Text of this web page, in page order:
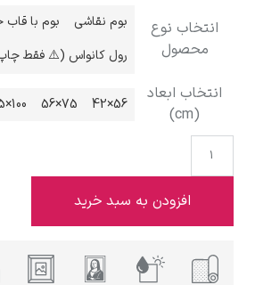
کامی پیسارو
ادوارد هاپر
نوع
بوم نقاشی
بوم با قاب چوبی
رول کانواس (⚠️ فقط چاپ)
ابعاد
56×42
75×56
100×75
133×100
افزودن به سبد خرید